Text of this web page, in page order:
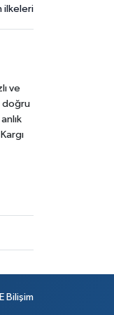
ilkeleri
ve
doğru
Bilişim